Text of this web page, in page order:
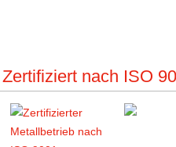
Zertifiziert nach ISO